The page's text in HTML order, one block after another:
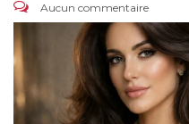
Aucun commentaire